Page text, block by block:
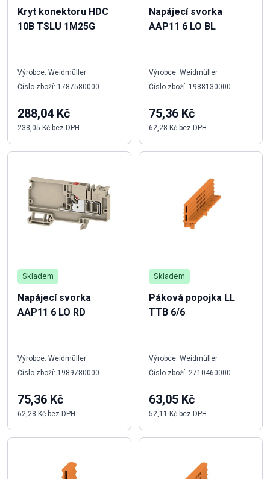
Kryt konektoru HDC
10B TSLU 1M25G
Výrobce: Weidmüller
Číslo zboží: 1787580000
288,04 Kč
238,05 Kč bez DPH
Napájecí svorka
AAP11 6 LO BL
Výrobce: Weidmüller
Číslo zboží: 1988130000
75,36 Kč
62,28 Kč bez DPH
Skladem
Napájecí svorka
AAP11 6 LO RD
Výrobce: Weidmüller
Číslo zboží: 1989780000
75,36 Kč
62,28 Kč bez DPH
Skladem
Páková popojka LL
TTB 6/6
Výrobce: Weidmüller
Číslo zboží: 2710460000
63,05 Kč
52,11 Kč bez DPH